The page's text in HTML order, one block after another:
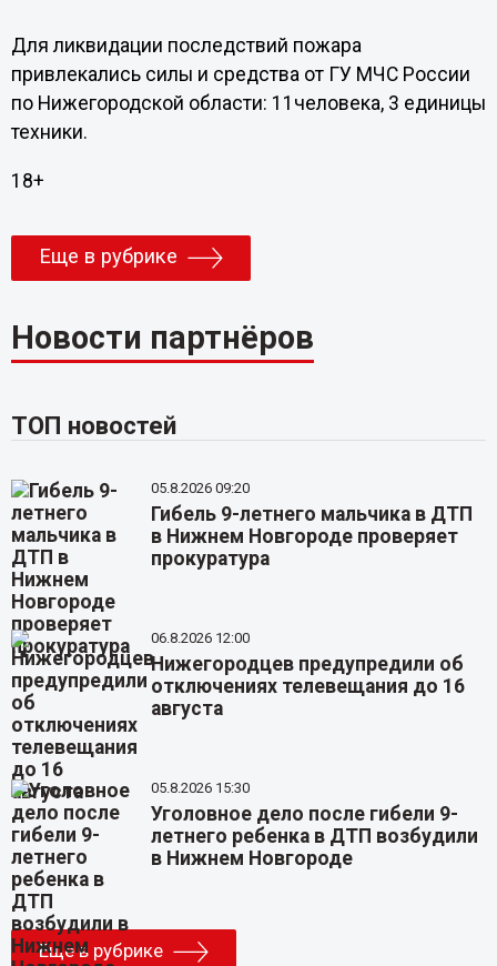
Для ликвидации последствий пожара
привлекались силы и средства от ГУ МЧС России
по Нижегородской области: 11человека, 3 единицы
техники.
18+
Еще в рубрике
Новости партнёров
ТОП новостей
05.8.2026 09:20
Гибель 9-летнего мальчика в ДТП
в Нижнем Новгороде проверяет
прокуратура
06.8.2026 12:00
Нижегородцев предупредили об
отключениях телевещания до 16
августа
05.8.2026 15:30
Уголовное дело после гибели 9-
летнего ребенка в ДТП возбудили
в Нижнем Новгороде
Еще в рубрике